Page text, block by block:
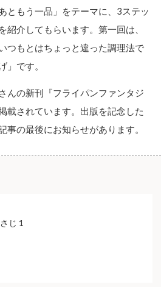
ともう一品」をテーマに、3ステッ
紹介してもらいます。第一回は、
つもとはちょっと違った調理法で
」です。
んの新刊『フライパンファンタジ
載されています。出版を記念した
事の最後にお知らせがあります。
じ 1